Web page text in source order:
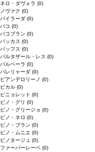
ネロ・ダヴォラ (0)
ノヴァク (0)
バイラーダ (0)
バコ (0)
バコブラン (0)
バッカス (0)
バッフス (0)
バルタザール・レス (0)
バルベーラ (0)
パレリャーダ (0)
ピアンデロリーノ (0)
ビカル (0)
ピニョレット (0)
ピノ・グリ (0)
ピノ・グリージョ (0)
ピノ・ネロ (0)
ピノ・ブラン (0)
ピノ・ムニエ (0)
ピノタージュ (0)
ファーバーレーベ (0)